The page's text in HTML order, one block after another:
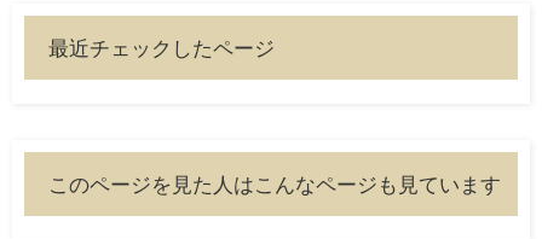
最近チェックしたページ
このページを見た人はこんなページも見ています